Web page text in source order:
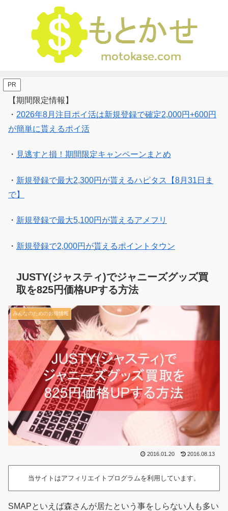
PR
【期間限定情報】
・ 2026年8月注目ポイ活は新規登録で確定2,000円+600円
が簡単に貰えるポイ活
・ 見逃すと損！期間限定キャンペーンまとめ
・ 新規登録で最大2,300円が貰えるハピタス【8月31日ま
で】
・ 新規登録で最大5,100円が貰えるアメフリ
・ 新規登録で2,000円が貰えるポイントタウン
JUSTY(ジャスティ)でジャニーズグッズ買
取を825円価格UPする方法
みんなのためのお得情報
2016.01.20 2016.08.13
当サイトはアフィリエイトプログラムを利用しています。
SMAPといえば森さんが居たという事をしらない人も多い